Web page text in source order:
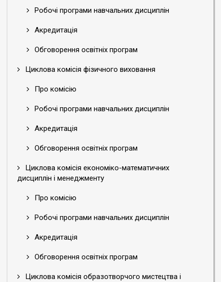
Робочі програми навчальних дисциплін
Акредитація
Обговорення освітніх програм
Циклова комісія фізичного виховання
Про комісію
Робочі програми навчальних дисциплін
Акредитація
Обговорення освітніх програм
Циклова комісія економіко-математичних
дисциплін і менеджменту
Про комісію
Робочі програми навчальних дисциплін
Акредитація
Обговорення освітніх програм
Циклова комісія образотворчого мистецтва і